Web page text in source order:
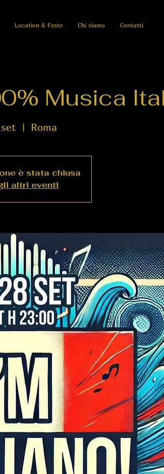
Location & Feste Chi siamo Contatti
Musica
  |
Roma
è stata chiusa
altri eventi